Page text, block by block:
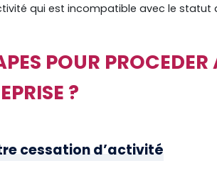
qui est incompatible avec le statut
POUR
?
cessation d’activité